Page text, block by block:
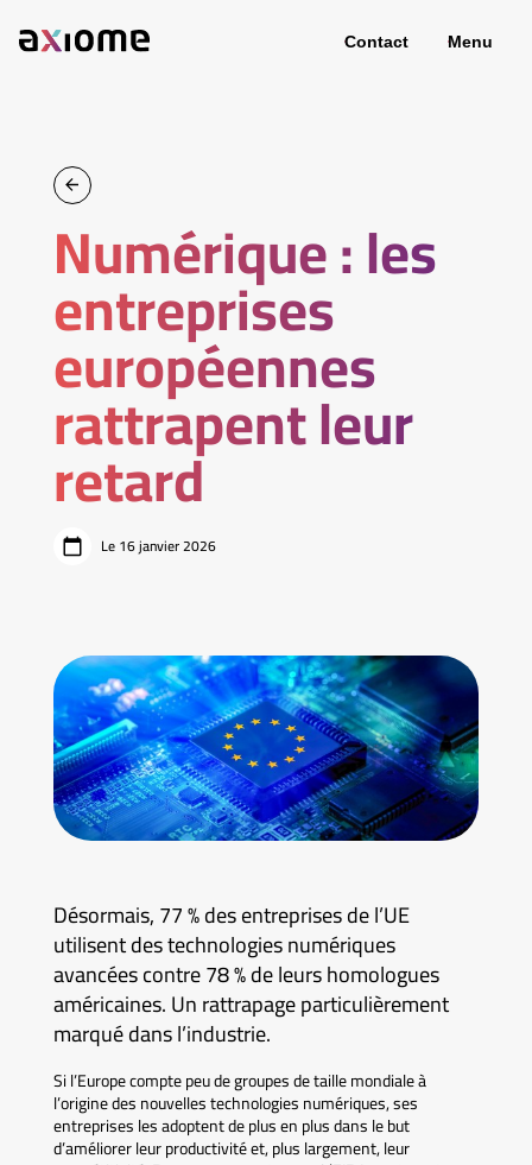
Contact Menu
Numérique : les
entreprises
européennes
rattrapent leur
retard
Le 16 janvier 2026
Désormais, 77 % des entreprises de l’UE
utilisent des technologies numériques
avancées contre 78 % de leurs homologues
américaines. Un rattrapage particulièrement
marqué dans l’industrie.
Si l’Europe compte peu de groupes de taille mondiale à
l’origine des nouvelles technologies numériques, ses
entreprises les adoptent de plus en plus dans le but
d’améliorer leur productivité et, plus largement, leur